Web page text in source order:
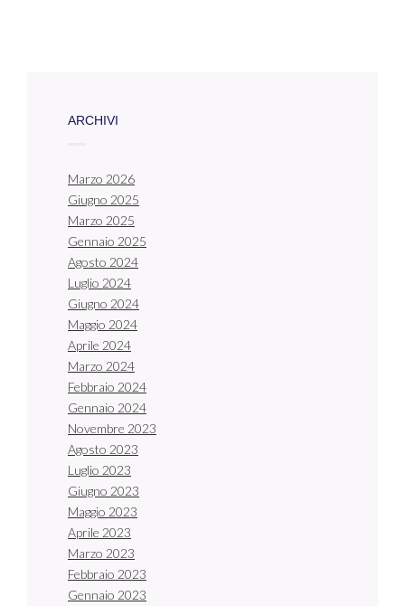
ARCHIVI
Marzo 2026
Giugno 2025
Marzo 2025
Gennaio 2025
Agosto 2024
Luglio 2024
Giugno 2024
Maggio 2024
Aprile 2024
Marzo 2024
Febbraio 2024
Gennaio 2024
Novembre 2023
Agosto 2023
Luglio 2023
Giugno 2023
Maggio 2023
Aprile 2023
Marzo 2023
Febbraio 2023
Gennaio 2023